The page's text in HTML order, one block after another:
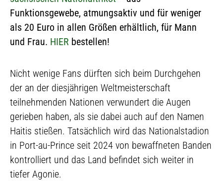
Funktionsgewebe, atmungsaktiv und für weniger
als 20 Euro in allen Größen erhältlich, für Mann
und Frau. HIER bestellen!
Nicht wenige Fans dürften sich beim Durchgehen
der an der diesjährigen Weltmeisterschaft
teilnehmenden Nationen verwundert die Augen
gerieben haben, als sie dabei auch auf den Namen
Haitis stießen. Tatsächlich wird das Nationalstadion
in Port-au-Prince seit 2024 von bewaffneten Banden
kontrolliert und das Land befindet sich weiter in
tiefer Agonie.